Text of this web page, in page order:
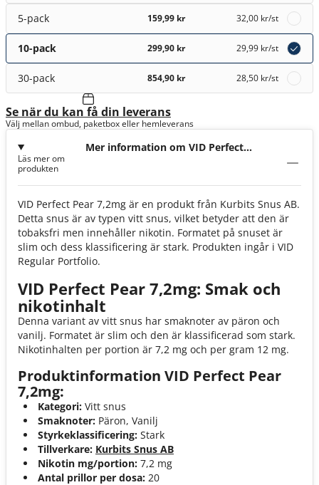
5-pack 159,99 kr 32,00 kr/st
10-pack 299,90 kr 29,99 kr/st
30-pack 854,90 kr 28,50 kr/st
Se när du kan få din leverans
Välj mellan ombud, paketbox eller hemleverans
Mer information om VID Perfect
Läs mer om
produkten
VID Perfect Pear 7,2mg är en produkt från Kurbits Snus AB.
Detta snus är av typen vitt snus, vilket betyder att den är
tobaksfri men innehåller nikotin. Formatet på snuset är
slim och dess klassificering är stark. Produkten ingår i VID
Regular Portfolio.
VID Perfect Pear 7,2mg: Smak och
nikotinhalt
Denna variant av vitt snus har smaknoter av päron och
vanilj. Formatet är slim och den är klassificerad som stark.
Nikotinhalten per portion är 7,2 mg och per gram 12 mg.
Produktinformation VID Perfect Pear
7,2mg:
Kategori: Vitt snus
Smaknoter: Päron, Vanilj
Styrkeklassificering: Stark
Tillverkare: Kurbits Snus AB
Nikotin mg/portion: 7,2 mg
Antal prillor per dosa: 20